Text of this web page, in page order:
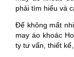
phải tìm hiểu và
Để không mất
may áo khoác
ty tư vấn, thiết